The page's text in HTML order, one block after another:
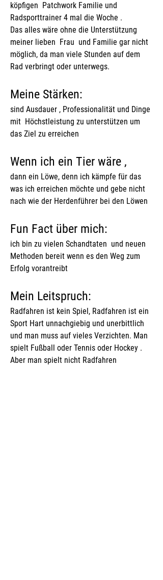
köpfigen  Patchwork Familie und
Radsporttrainer 4 mal die Woche .
Das alles wäre ohne die Unterstützung
meiner lieben  Frau  und Familie gar nicht
möglich, da man viele Stunden auf dem
Rad verbringt oder unterwegs.
Meine Stärken:
sind Ausdauer , Professionalität und Dinge
mit  Höchstleistung zu unterstützen um
das Ziel zu erreichen
Wenn ich ein Tier wäre ,
dann ein Löwe, denn ich kämpfe für das
was ich erreichen möchte und gebe nicht
nach wie der Herdenführer bei den Löwen
Fun Fact über mich:
ich bin zu vielen Schandtaten  und neuen
Methoden bereit wenn es den Weg zum
Erfolg vorantreibt
Mein Leitspruch:
Radfahren ist kein Spiel, Radfahren ist ein
Sport Hart unnachgiebig und unerbittlich
und man muss auf vieles Verzichten. Man
spielt Fußball oder Tennis oder Hockey .
Aber man spielt nicht Radfahren